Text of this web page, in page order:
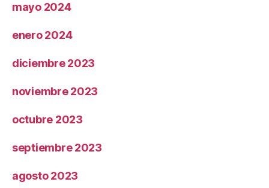
mayo 2024
enero 2024
diciembre 2023
noviembre 2023
octubre 2023
septiembre 2023
agosto 2023